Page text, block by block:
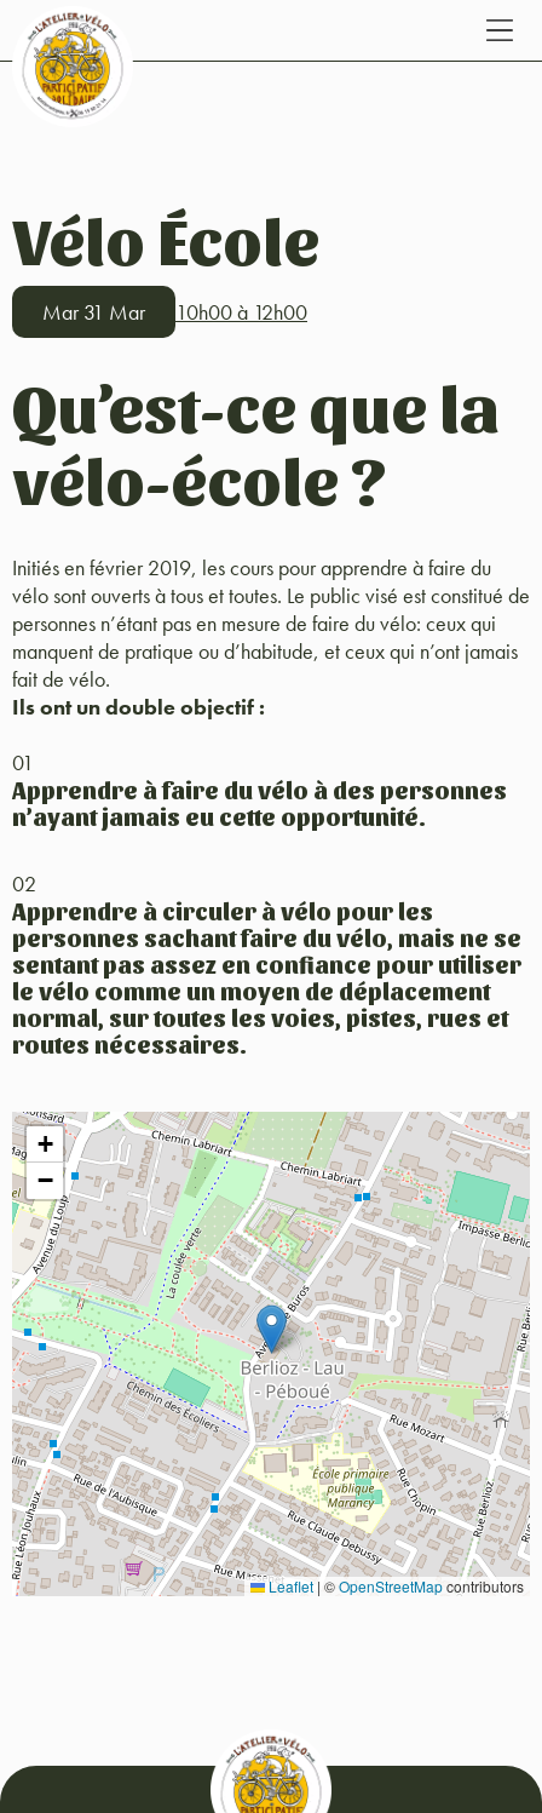
Vélo École
Mar 31 Mar 10h00 à 12h00
Qu’est-ce que la
vélo-école ?
Initiés en février 2019, les cours pour apprendre à faire du
vélo sont ouverts à tous et toutes. Le public visé est constitué de
personnes n’étant pas en mesure de faire du vélo: ceux qui
manquent de pratique ou d’habitude, et ceux qui n’ont jamais
fait de vélo.
Ils ont un double objectif :
01
Apprendre à faire du vélo à des personnes
n’ayant jamais eu cette opportunité.
02
Apprendre à circuler à vélo pour les
personnes sachant faire du vélo, mais ne se
sentant pas assez en confiance pour utiliser
le vélo comme un moyen de déplacement
normal, sur toutes les voies, pistes, rues et
routes nécessaires.
+
−
Leaflet | ©OpenStreetMapcontributors